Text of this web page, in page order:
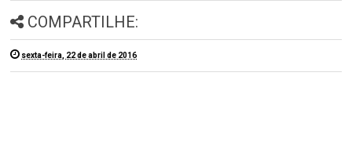
COMPARTILHE:
sexta-feira, 22 de abril de 2016